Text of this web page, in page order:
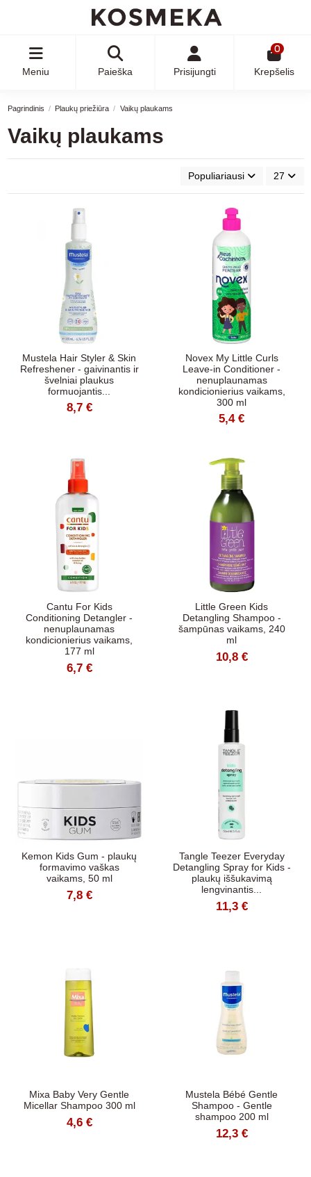
Meniu Paieška Prisijungti
0
Krepšelis
Pagrindinis Plaukų priežiūra Vaikų plaukams
Vaikų plaukams
Populiariausi 27
Mustela Hair Styler & Skin
Refreshener - gaivinantis ir
švelniai plaukus
formuojantis...
8,7 €
Novex My Little Curls
Leave-in Conditioner -
nenuplaunamas
kondicionierius vaikams,
300 ml
5,4 €
Cantu For Kids
Conditioning Detangler -
nenuplaunamas
kondicionierius vaikams,
177 ml
6,7 €
Little Green Kids
Detangling Shampoo -
šampūnas vaikams, 240
ml
10,8 €
Kemon Kids Gum - plaukų
formavimo vaškas
vaikams, 50 ml
7,8 €
Tangle Teezer Everyday
Detangling Spray for Kids -
plaukų iššukavimą
lengvinantis...
11,3 €
Mixa Baby Very Gentle
Micellar Shampoo 300 ml
4,6 €
Mustela Bébé Gentle
Shampoo - Gentle
shampoo 200 ml
12,3 €